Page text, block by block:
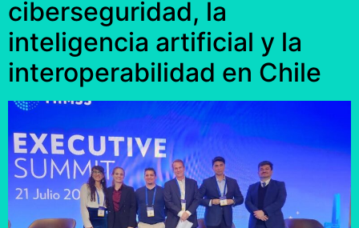
ciberseguridad, la
inteligencia artificial y la
interoperabilidad en Chile